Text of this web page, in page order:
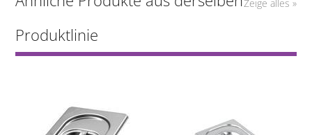
Produktlinie
Zeige alles »